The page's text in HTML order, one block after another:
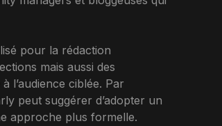
pour la rédaction
mais aussi des
l’audience ciblée. Par
peut suggérer d’adopter un
approche plus formelle.